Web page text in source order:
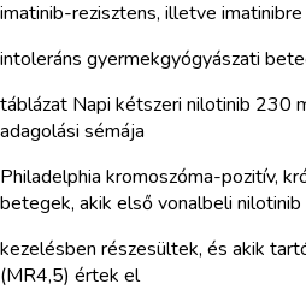
imatinib-rezisztens, illetve imatinibre
intoleráns gyermekgyógyászati
táblázat Napi kétszeri nilotinib 230
adagolási sémája
Philadelphia kromoszóma-pozitív,
betegek, akik első vonalbeli nilotinib
kezelésben részesültek, és akik
(MR4,5) értek el